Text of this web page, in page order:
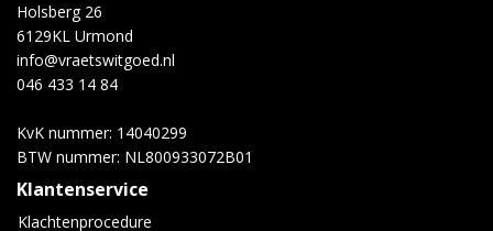
Holsberg 26
6129KL Urmond
info@vraetswitgoed.nl
046 433 14 84
KvK nummer: 14040299
BTW nummer: NL800933072B01
Klantenservice
Klachtenprocedure